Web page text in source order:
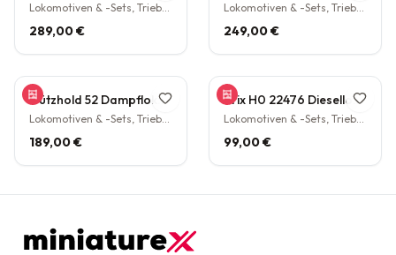
Lokomotiven & -Sets, Triebwagen
289,00 €
Lokomotiven & -Sets, Triebwagen
249,00 €
Gützhold 52 Dampflokomotive 32 700 DB Tender Epoche III DC NEM H0 1:87
Lokomotiven & -Sets, Triebwagen
189,00 €
Trix H0 22476 Diesellokomotive BR V160 003 DB NEM Epoche IV H0 1:87
Lokomotiven & -Sets, Triebwagen
99,00 €